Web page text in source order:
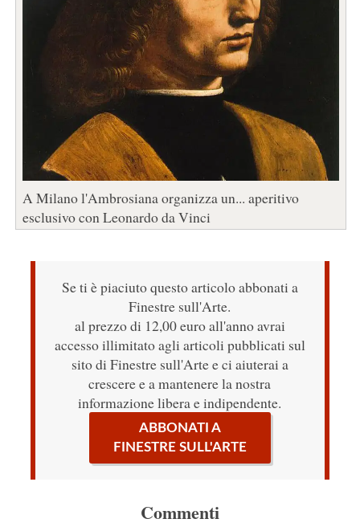
A Milano l'Ambrosiana organizza un... aperitivo
esclusivo con Leonardo da Vinci
Se ti è piaciuto questo articolo abbonati a
Finestre sull'Arte.
al prezzo di 12,00 euro all'anno avrai
accesso illimitato agli articoli pubblicati sul
sito di Finestre sull'Arte e ci aiuterai a
crescere e a mantenere la nostra
informazione libera e indipendente.
ABBONATI A
FINESTRE SULL'ARTE
Commenti